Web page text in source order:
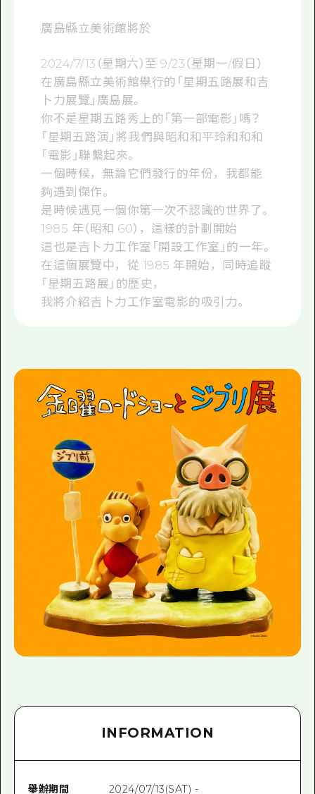
廣島縣立美術館將於
2024/7/13（星期六）至 9/23（星期一/假日）
在廣島縣立美術館舉行的「星期五路展和吉
卜力展覽」廣島展。
你不是星期五路秀上的「第一部電影」嗎？
「星期五路演」將我們與昭和和平玲和和和
「電影」聯繫起來。
一個時候，無論它們發行的年份，我都能
夠遇到傑作。
是時候遇見一個你第一次不認識的世界了。
1985 年（昭和 60），這樣的計劃開始
這也是吉卜力工作室「開設工作室」的一年。
在這個展覽中，從 1985 年開始，同時追蹤
「星期五路展」的歷史，
我將介紹吉卜力工作室電影的吸引力。
INFORMATION
舉辦期間 2024/07/13(SAT) -